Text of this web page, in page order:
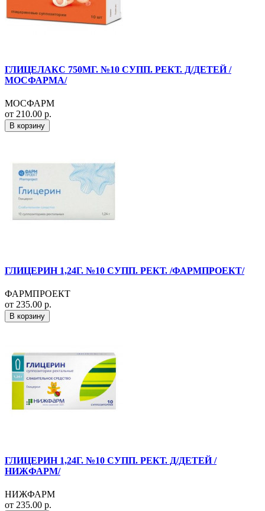
ГЛИЦЕЛАКС 750МГ. №10 СУПП. РЕКТ. Д/ДЕТЕЙ /
МОСФАРМА/
МОСФАРМ
от 210.00 р.
В корзину
ГЛИЦЕРИН 1,24Г. №10 СУПП. РЕКТ. /ФАРМПРОЕКТ/
ФАРМПРОЕКТ
от 235.00 р.
В корзину
ГЛИЦЕРИН 1,24Г. №10 СУПП. РЕКТ. Д/ДЕТЕЙ /
НИЖФАРМ/
НИЖФАРМ
от 235.00 р.